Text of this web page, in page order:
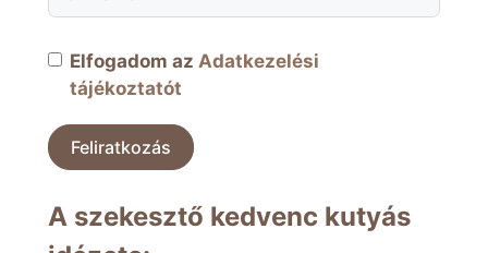
Elfogadom az Adatkezelési
tájékoztatót
Feliratkozás
A szekesztő kedvenc kutyás